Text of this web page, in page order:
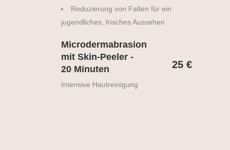
Reduzierung von Falten für ein
jugendliches, frisches Aussehen
Microdermabrasion
mit Skin-Peeler -
20 Minuten
Intensive Hautreinigung
25 €